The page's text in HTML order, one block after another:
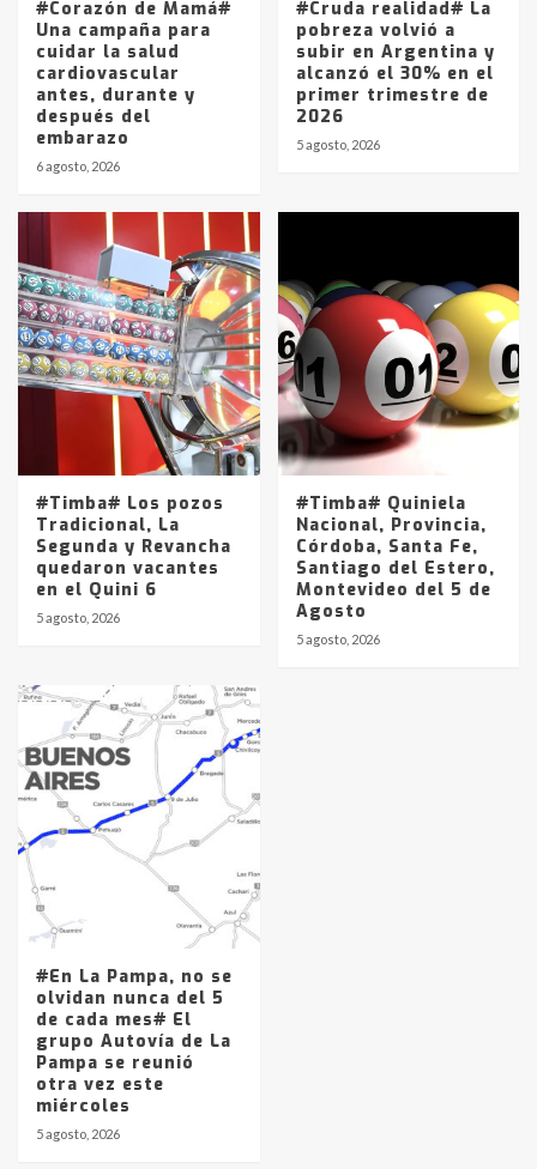
#Corazón de Mamá#
Una campaña para
cuidar la salud
cardiovascular
antes, durante y
después del
embarazo
6 agosto, 2026
#Cruda realidad# La
pobreza volvió a
subir en Argentina y
alcanzó el 30% en el
primer trimestre de
2026
5 agosto, 2026
#Timba# Los pozos
Tradicional, La
Segunda y Revancha
quedaron vacantes
en el Quini 6
5 agosto, 2026
#Timba# Quiniela
Nacional, Provincia,
Córdoba, Santa Fe,
Santiago del Estero,
Montevideo del 5 de
Agosto
5 agosto, 2026
#En La Pampa, no se
olvidan nunca del 5
de cada mes# El
grupo Autovía de La
Pampa se reunió
otra vez este
miércoles
5 agosto, 2026